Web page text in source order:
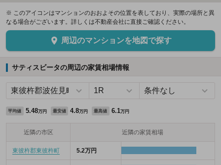
※ このアイコンはマンションのおおよその位置を表しており、実際の場所と異
なる場合がございます。詳しくは不動産会社に直接ご確認ください。
周辺のマンションを地図で探す
サティスビータの周辺の家賃相場情報
平均値 5.48万円 最安値 4.8万円 最高値 6.1万円
近隣の市区 近隣の家賃相場
東彼杵郡東彼杵町 5.2万円